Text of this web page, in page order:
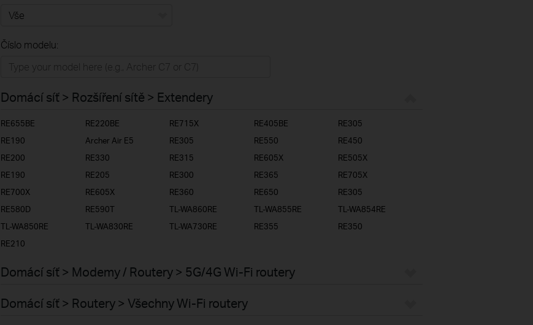
Business
ISP
Číslo modelu:
Domácí síť > Rozšíření sítě > Extendery
RE655BE RE220BE RE715X RE405BE
RE305
RE190
Archer Air E5 RE305 RE550
RE450
RE200
RE330 RE315 RE605X
RE505X
RE190
RE205 RE300 RE365
RE705X
RE700X
RE605X RE360 RE650
RE305
RE580D
RE590T TL-WA860RE TL-WA855RE
TL-WA854RE
TL-WA850RE
TL-WA830RE TL-WA730RE RE355
RE350
RE210
Domácí síť > Modemy / Routery > 5G/4G Wi-Fi routery
Domácí síť > Routery > Všechny Wi-Fi routery